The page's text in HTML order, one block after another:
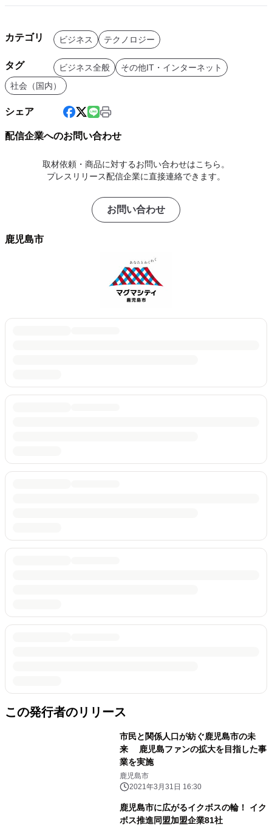
カテゴリ ビジネス テクノロジー
タグ ビジネス全般
その他IT・インターネット
社会（国内）
シェア
配信企業へのお問い合わせ
取材依頼・商品に対するお問い合わせはこちら。
プレスリリース配信企業に直接連絡できます。
お問い合わせ
鹿児島市
この発行者のリリース
市民と関係人口が紡ぐ鹿児島市の未
来 鹿児島ファンの拡大を目指した事
業を実施
鹿児島市
2021年3月31日 16:30
鹿児島市に広がるイクボスの輪！ イク
ボス推進同盟加盟企業81社